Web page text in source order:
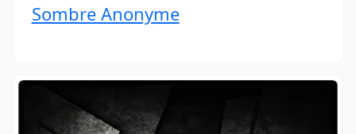
Sombre Anonyme